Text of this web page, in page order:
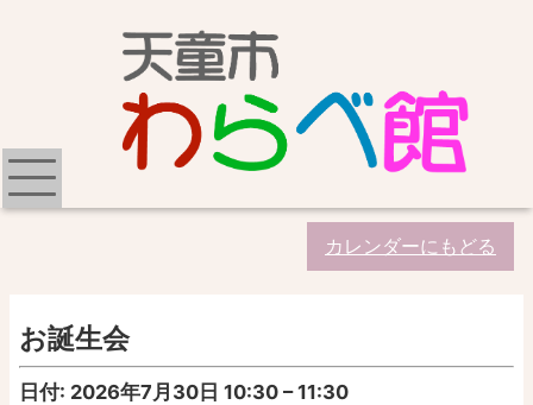
カレンダーにもどる
お誕生会
日付: 2026年7月30日 10:30 –11:30